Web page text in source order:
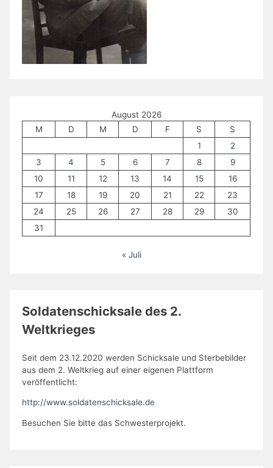
August 2026
M
D M D F S
S
1
2
3
4 5 6 7 8
9
10
11 12 13 14 15
16
17
18 19 20 21 22
23
24
25 26 27 28 29
30
31
« Juli
Soldatenschicksale des 2.
Weltkrieges
Seit dem 23.12.2020 werden Schicksale und Sterbebilder
aus dem 2. Weltkrieg auf einer eigenen Plattform
veröffentlicht:
http://www.soldatenschicksale.de
Besuchen Sie bitte das Schwesterprojekt.